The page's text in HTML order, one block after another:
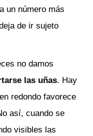
un número más
de ir sujeto
no damos
las uñas. Hay
redondo favorece
así, cuando se
visibles las